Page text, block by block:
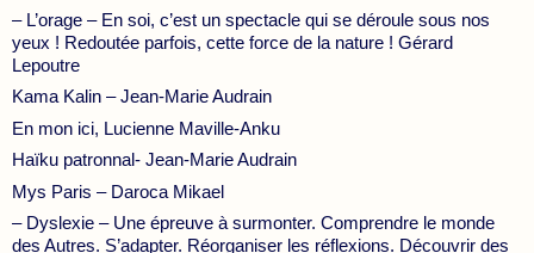
– L’orage – En soi, c’est un spectacle qui se déroule sous nos
yeux ! Redoutée parfois, cette force de la nature ! Gérard
Lepoutre
Kama Kalin – Jean-Marie Audrain
En mon ici, Lucienne Maville-Anku
Haïku patronnal- Jean-Marie Audrain
Mys Paris – Daroca Mikael
– Dyslexie – Une épreuve à surmonter. Comprendre le monde
des Autres. S’adapter. Réorganiser les réflexions. Découvrir des